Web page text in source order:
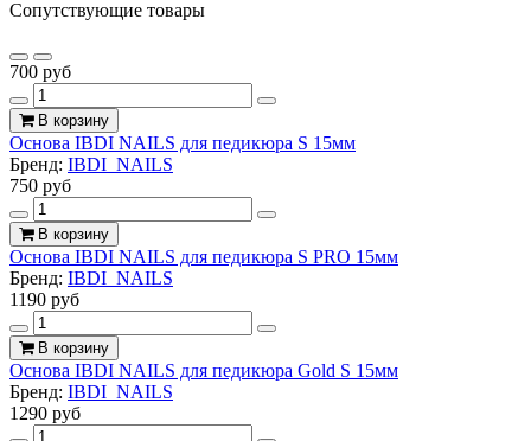
Сопутствующие товары
700 руб
В корзину
Основа IBDI NAILS для педикюра S 15мм
Бренд: IBDI_NAILS
750 руб
В корзину
Основа IBDI NAILS для педикюра S PRO 15мм
Бренд: IBDI_NAILS
1190 руб
В корзину
Основа IBDI NAILS для педикюра Gold S 15мм
Бренд: IBDI_NAILS
1290 руб